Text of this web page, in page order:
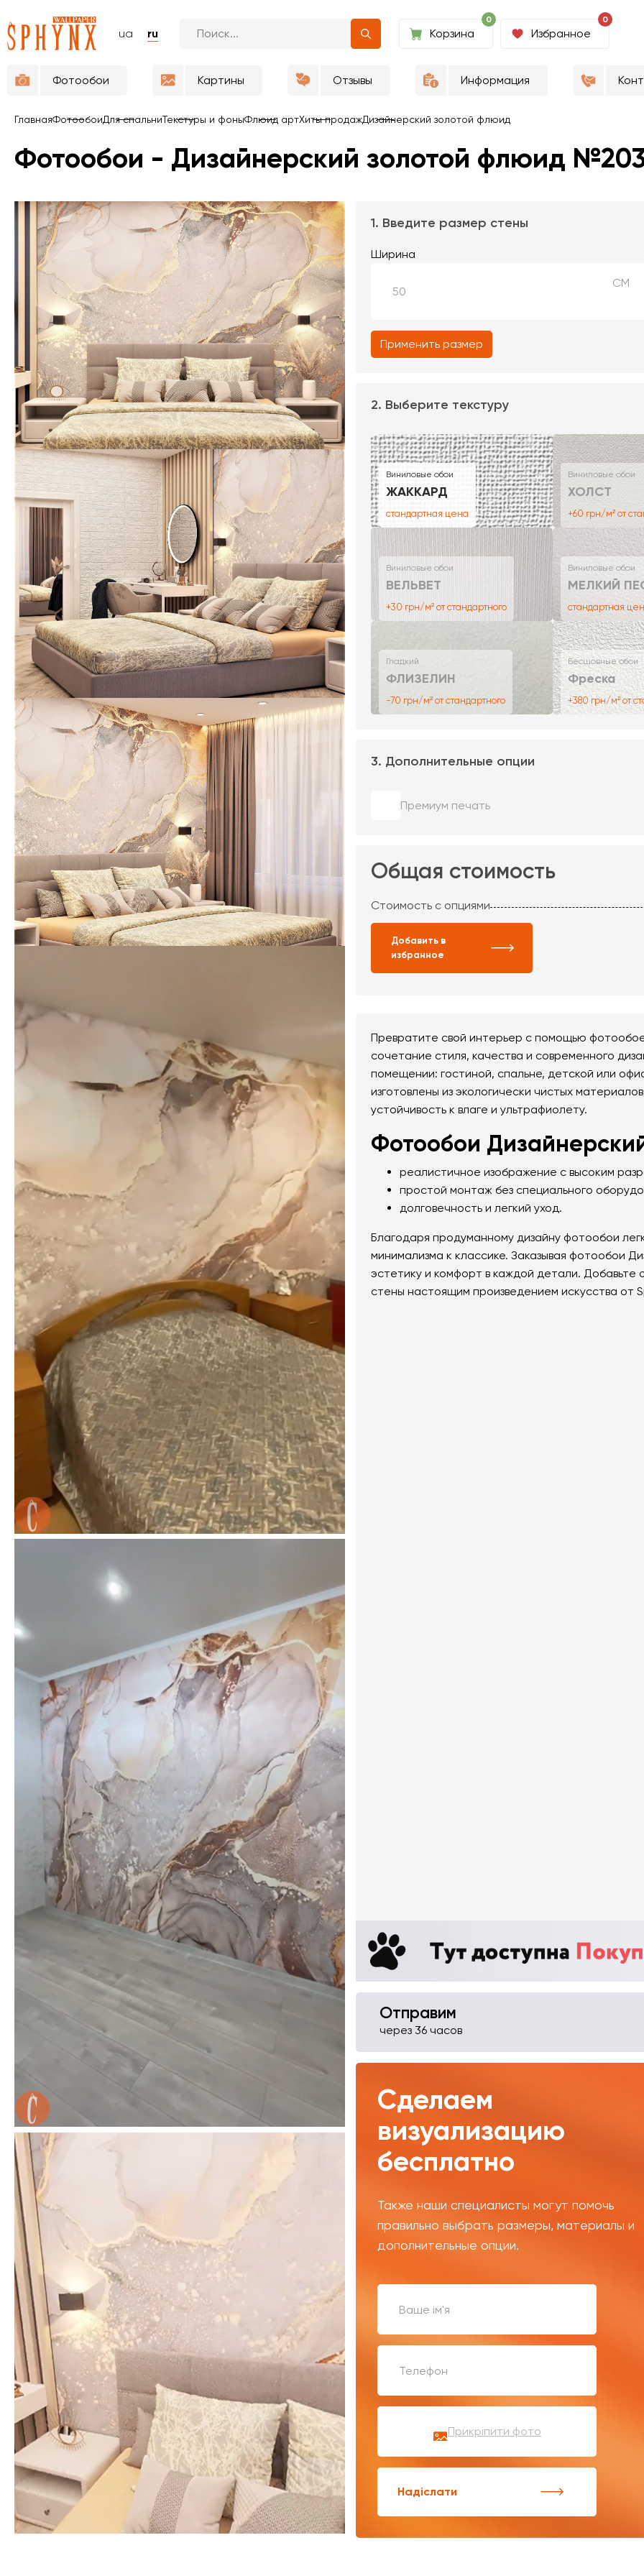
ua ru
0
Корзина
0
Избранное
Фотообои Картины Отзывы Информация
ГлавнаяФотообоиДля спальниТекстуры и фоныФлюид артХиты продажДизайнерский золотой флюид
Фотообои - Дизайнерский золотой флюид
1. Введите размер стены
Ширина
СМ
Применить размер
2. Выберите текстуру
Виниловые обои
ЖАККАРД
стандартная цена
Виниловые обои
ХОЛСТ
+60 грн/м² от
Виниловые обои
ВЕЛЬВЕТ
+30 грн/м² от стандартного
Виниловые обои
МЕЛКИЙ
стандартная
Гладкий
ФЛИЗЕЛИН
-70 грн/м² от стандартного
Бесшовные обои
Фреска
+380 грн/м² от
3. Дополнительные опции
Премиум печать
Общая стоимость
Стоимость с опциями
Добавить в
избранное
Превратите свой интерьер с помощью
сочетание стиля, качества и современного
помещении: гостиной, спальне, детской или
изготовлены из экологически чистых
устойчивость к влаге и ультрафиолету.
Фотообои
реалистичное изображение с высоким
простой монтаж без специального
долговечность и легкий уход.
Благодаря продуманному дизайну фотообои
минимализма к классике. Заказывая фотообои
эстетику и комфорт в каждой детали.
стены настоящим произведением искусства от
Отправим
через 36 часов
Сделаем
визуализацию
бесплатно
Также наши специалисты могут помочь
правильно выбрать размеры, материалы и
дополнительные опции.
Прикріпити фото
Надіслати